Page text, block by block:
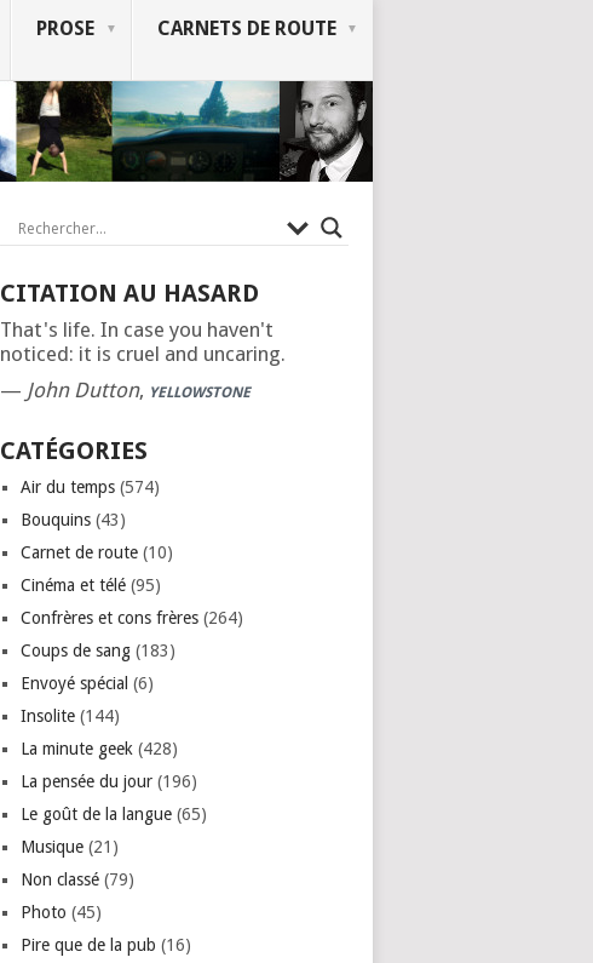
PROSE CARNETS DE ROUTE
CITATION AU HASARD
That's life. In case you haven't
noticed: it is cruel and uncaring.
— John Dutton, YELLOWSTONE
CATÉGORIES
Air du temps (574)
Bouquins (43)
Carnet de route (10)
Cinéma et télé (95)
Confrères et cons frères (264)
Coups de sang (183)
Envoyé spécial (6)
Insolite (144)
La minute geek (428)
La pensée du jour (196)
Le goût de la langue (65)
Musique (21)
Non classé (79)
Photo (45)
Pire que de la pub (16)